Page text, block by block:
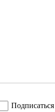
Подписаться